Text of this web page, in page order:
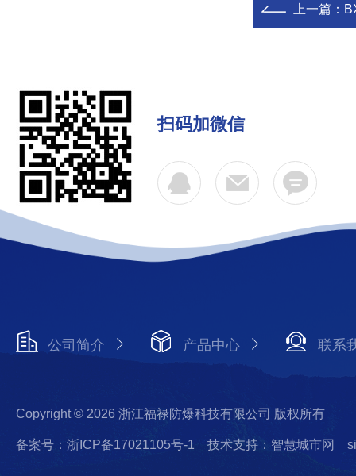
上一篇：
扫码加微信
公司简介 产品中心 联系
Copyright © 2026 浙江福禄防爆科技有限公司 版权所有
备案号：浙ICP备17021105号-1 技术支持：智慧城市网